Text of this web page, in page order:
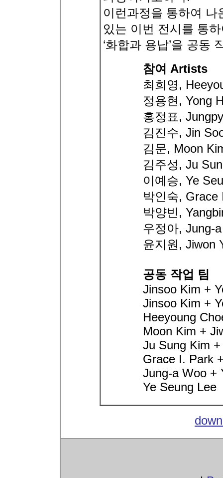
이런과정을 통하여
있는 이번 전시를 통
‘화합과 용납’을 공동
참여 Artists
최희영,
정용현, Yong
홍정표,
김진수, Jin
김문, Moon
김주성, Ju
이예승, Ye
박인숙, Grace
박양빈,
우정아, Jung-
윤지원, Jiwon
공동 작업 팀
Jinsoo Kim +
Jinsoo Kim +
Heeyoung
Moon Kim +
Ju Sung Kim
Grace I. Park
Jung-a Woo +
Ye Seung Lee